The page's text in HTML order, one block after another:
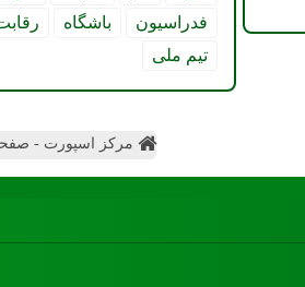
فدراسیون
باشگاه
تیم ملی
مرکز اسپورت -